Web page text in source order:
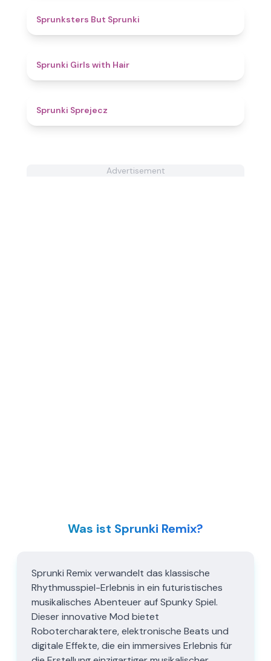
Sprunksters But Sprunki
Sprunki Girls with Hair
Sprunki Sprejecz
Advertisement
Was ist Sprunki Remix?
Sprunki Remix verwandelt das klassische
Rhythmusspiel-Erlebnis in ein futuristisches
musikalisches Abenteuer auf Spunky Spiel.
Dieser innovative Mod bietet
Robotercharaktere, elektronische Beats und
digitale Effekte, die ein immersives Erlebnis für